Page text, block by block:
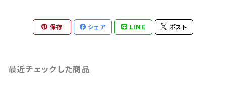
保存 シェア LINE ポスト
最近チェックした商品